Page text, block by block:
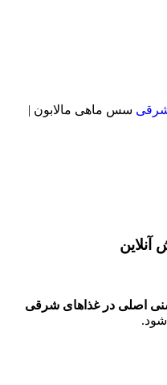
شرقی سس ماهی مالابون |
اصلی در غذاهای شرقی
شود.